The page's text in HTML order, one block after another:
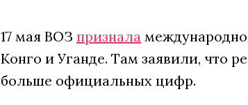
17 мая ВОЗ признала
Конго и Уганде. Там заявили, что
больше официальных цифр.